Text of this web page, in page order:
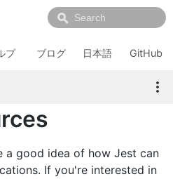
プ ブログ 日本語 GitHub
a good idea of how Jest can
If you're interested in